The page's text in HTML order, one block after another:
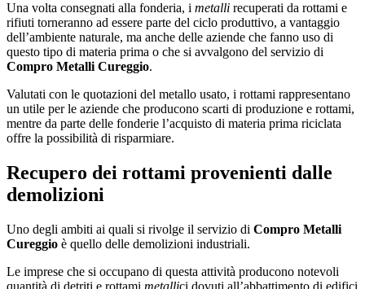
Una volta consegnati alla fonderia, i metalli recuperati da rottami e
rifiuti torneranno ad essere parte del ciclo produttivo, a vantaggio
dell’ambiente naturale, ma anche delle aziende che fanno uso di
questo tipo di materia prima o che si avvalgono del servizio di
Compro Metalli Cureggio.
Valutati con le quotazioni del metallo usato, i rottami rappresentano
un utile per le aziende che producono scarti di produzione e rottami,
mentre da parte delle fonderie l’acquisto di materia prima riciclata
offre la possibilità di risparmiare.
Recupero dei rottami provenienti dalle
demolizioni
Uno degli ambiti ai quali si rivolge il servizio di Compro Metalli
Cureggio è quello delle demolizioni industriali.
Le imprese che si occupano di questa attività producono notevoli
quantità di detriti e rottami metallici dovuti all’abbattimento di edifici